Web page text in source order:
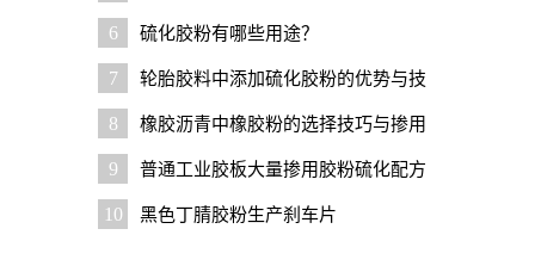
6 硫化胶粉有哪些用途？
7
轮胎胶料中添加硫化胶粉的优势与技
巧
8
橡胶沥青中橡胶粉的选择技巧与掺用
比例
9
普通工业胶板大量掺用胶粉硫化配方
及设计要点
10 黑色丁腈胶粉生产刹车片